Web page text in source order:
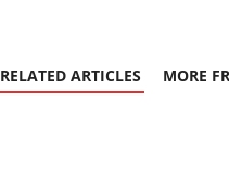
RELATED ARTICLES MORE